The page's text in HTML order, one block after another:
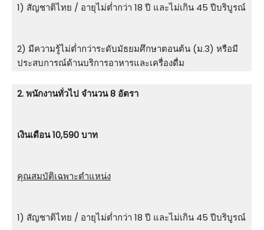
1) สัญชาติไทย / อายุไม่ต่ำกว่า 18 ปี และไม่เกิน 45 ปีบริบูรณ์
2) มีความรู้ไม่ต่ำกว่าระดับมัธยมศึกษาตอนต้น (ม.3) หรือมี
ประสบการณ์ด้านบริการอาหารและเครื่องดื่ม
2. พนักงานทั่วไป จำนวน 8 อัตรา
เงินเดือน 10,590 บาท
คุณสมบัติเฉพาะตำแหน่ง
1) สัญชาติไทย / อายุไม่ต่ำกว่า 18 ปี และไม่เกิน 45 ปีบริบูรณ์